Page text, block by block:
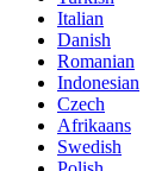
Italian
Danish
Romanian
Indonesian
Czech
Afrikaans
Swedish